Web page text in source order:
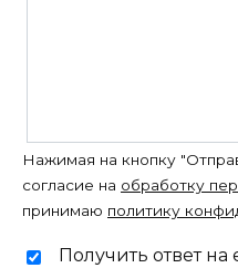
Нажимая на кнопку
согласие на обработку
принимаю политику
Получить ответ на